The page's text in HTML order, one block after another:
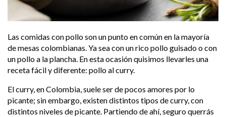
Las comidas con pollo son un punto en común en la mayoría
de mesas colombianas. Ya sea con un rico pollo guisado o con
un pollo a la plancha. En esta ocasión quisimos llevarles una
receta fácil y diferente: pollo al curry.
El curry, en Colombia, suele ser de pocos amores por lo
picante; sin embargo, existen distintos tipos de curry, con
distintos niveles de picante. Partiendo de ahí, seguro querrás